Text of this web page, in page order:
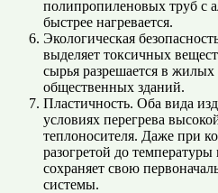
полипропиленовых труб с
быстрее нагревается.
Экологическая
выделяет токсичных
сырья разрешается в
общественных зданий.
Пластичность. Оба вида
условиях перегрева
теплоносителя. Даже при
разогретой до
сохраняет свою
системы.